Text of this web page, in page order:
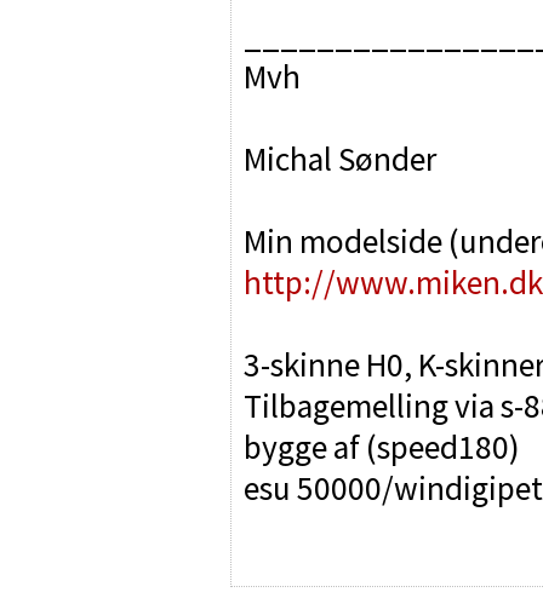
Mvh
Michal Sønder
Min modelside
http://www.miken.dk
3-skinne H0, K-
Tilbagemelling via s-
bygge af (speed180)
esu 50000/